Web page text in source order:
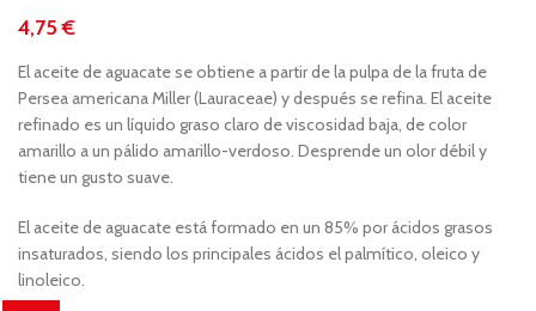
€
El aceite de aguacate se obtiene a partir de la pulpa de la fruta de
Persea americana Miller (Lauraceae) y después se refina. El aceite
refinado es un líquido graso claro de viscosidad baja, de color
amarillo a un pálido amarillo-verdoso. Desprende un olor débil y
tiene un gusto suave.
El aceite de aguacate está formado en un 85% por ácidos grasos
insaturados, siendo los principales ácidos el palmítico, oleico y
linoleico.